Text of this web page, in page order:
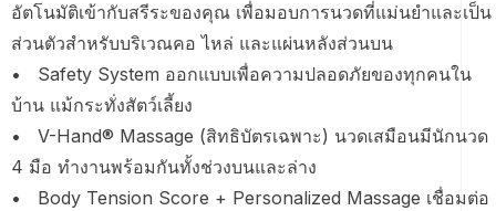
อัตโนมัติเข้ากับสรีระของคุณ เพื่อมอบการนวดที่แม่นยำและเป็น
ส่วนตัวสำหรับบริเวณคอ ไหล่ และแผ่นหลังส่วนบน
• Safety System ออกแบบเพื่อความปลอดภัยของทุกคนใน
บ้าน แม้กระทั่งสัตว์เลี้ยง
• V-Hand® Massage (สิทธิบัตรเฉพาะ) นวดเสมือนมีนักนวด
4 มือ ทำงานพร้อมกันทั้งช่วงบนและล่าง
• Body Tension Score + Personalized Massage เชื่อมต่อ